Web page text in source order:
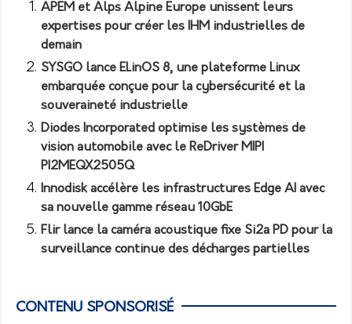
APEM et Alps Alpine Europe unissent leurs
expertises pour créer les IHM industrielles de
demain
SYSGO lance ELinOS 8, une plateforme Linux
embarquée conçue pour la cybersécurité et la
souveraineté industrielle
Diodes Incorporated optimise les systèmes de
vision automobile avec le ReDriver MIPI
PI2MEQX2505Q
Innodisk accélère les infrastructures Edge AI avec
sa nouvelle gamme réseau 10GbE
Flir lance la caméra acoustique fixe Si2a PD pour la
surveillance continue des décharges partielles
CONTENU SPONSORISÉ